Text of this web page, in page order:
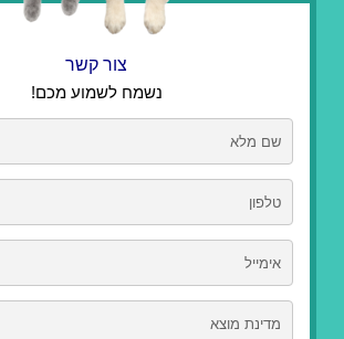
צור קשר
נשמח לשמוע מכם!